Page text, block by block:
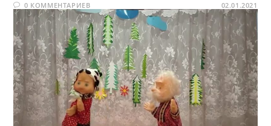
новый
лад
0 КОММЕНТАРИЕВ 02.01.2021